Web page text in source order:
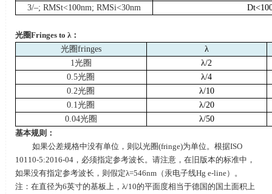
3/–; RMSt<100nm; RMSi<30nm
光圈Fringes to λ：
光圈fringes
λ
1光圈
λ/2
0.5光圈
λ/4
0.2光圈
λ/10
0.1光圈
λ/20
0.04光圈
λ/50
基本规则：
如果公差规格中没有单位，则以光圈(fringe)为单位。根据ISO
10110-5:2016-04，必须指定参考波长。请注意，在旧版本的标准中，
如果没有指定参考波长，则假定λ=546nm（汞电子线Hg e-line）。
注：在直径为6英寸的基板上， λ/10的平面度相当于德国的国土面积上